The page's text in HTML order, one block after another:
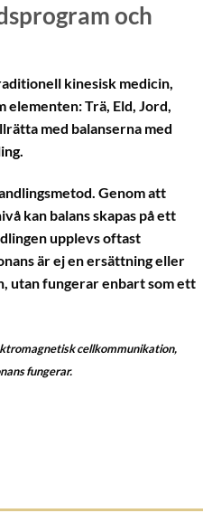
och
kinesisk medicin,
elementen: Trä, Eld, Jord,
med balanserna med
Genom att
kan balans skapas på ett
upplevs oftast
är ej en ersättning eller
utan fungerar enbart som ett
cellkommunikation,
fungerar.